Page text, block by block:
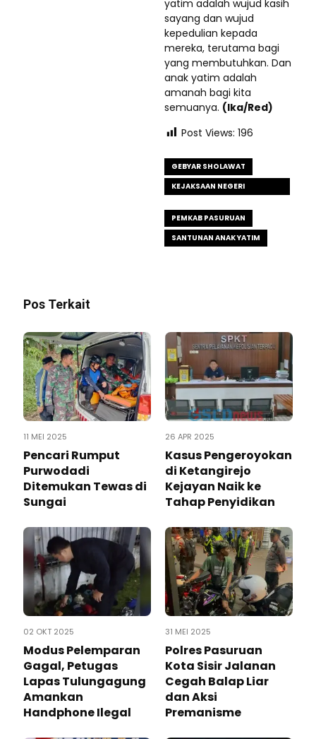
yatim adalah wujud kasih
sayang dan wujud
kepedulian kepada
mereka, terutama bagi
yang membutuhkan. Dan
anak yatim adalah
amanah bagi kita
semuanya. (Ika/Red)
Post Views: 196
GEBYAR SHOLAWAT
KEJAKSAAN NEGERI
PEMKAB PASURUAN
SANTUNAN ANAK YATIM
Pos Terkait
11 MEI 2025
Pencari Rumput
Purwodadi
Ditemukan Tewas di
Sungai
26 APR 2025
Kasus Pengeroyokan
di Ketangirejo
Kejayan Naik ke
Tahap Penyidikan
02 OKT 2025
Modus Pelemparan
Gagal, Petugas
Lapas Tulungagung
Amankan
Handphone Ilegal
31 MEI 2025
Polres Pasuruan
Kota Sisir Jalanan
Cegah Balap Liar
dan Aksi
Premanisme